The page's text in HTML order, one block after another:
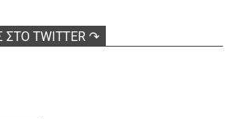
TWITTER ↷